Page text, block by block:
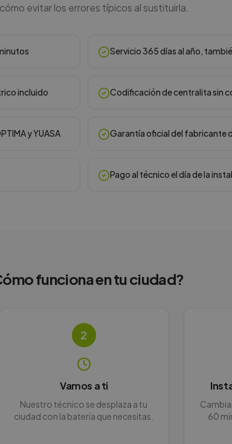
evitar los errores típicos al sustituirla.
Servicio 365 días al año,
incluido Codificación de centralita sin
y YUASA Garantía oficial del fabricante
Pago al técnico el día de la
funciona entu ciudad?
2
Vamos a ti
Nuestro técnico se desplaza a tu
ciudad con la batería que necesitas.
60